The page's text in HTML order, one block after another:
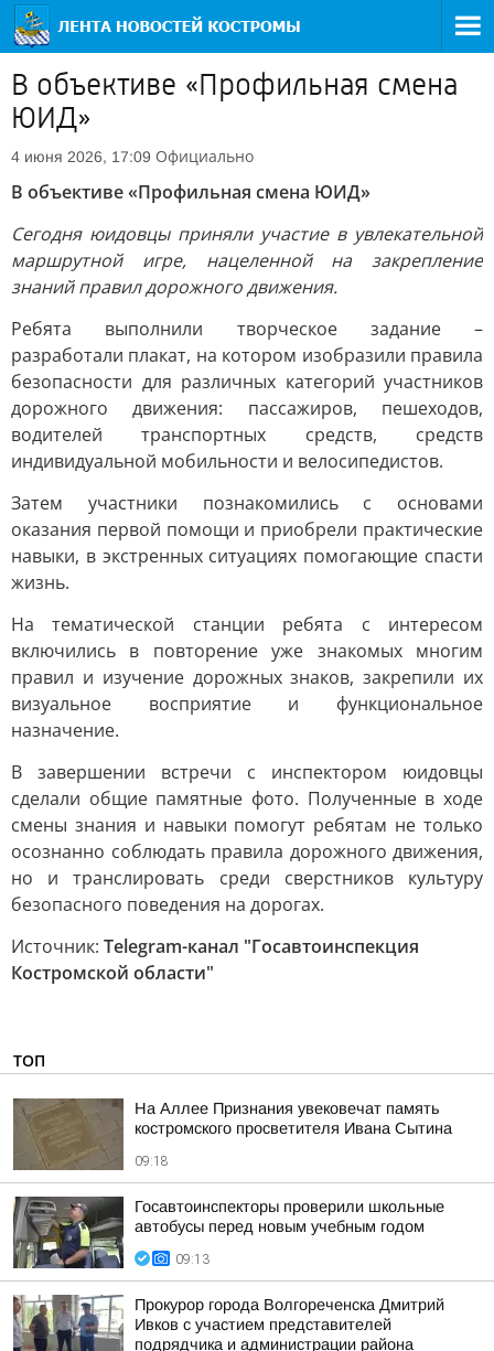
В объективе «Профильная смена
ЮИД»
4 июня 2026, 17:09 Официально
В объективе «Профильная смена ЮИД»
Сегодня юидовцы приняли участие в увлекательной
маршрутной игре, нацеленной на закрепление
знаний правил дорожного движения.
Ребята выполнили творческое задание –
разработали плакат, на котором изобразили правила
безопасности для различных категорий участников
дорожного движения: пассажиров, пешеходов,
водителей транспортных средств, средств
индивидуальной мобильности и велосипедистов.
Затем участники познакомились с основами
оказания первой помощи и приобрели практические
навыки, в экстренных ситуациях помогающие спасти
жизнь.
На тематической станции ребята с интересом
включились в повторение уже знакомых многим
правил и изучение дорожных знаков, закрепили их
визуальное восприятие и функциональное
назначение.
В завершении встречи с инспектором юидовцы
сделали общие памятные фото. Полученные в ходе
смены знания и навыки помогут ребятам не только
осознанно соблюдать правила дорожного движения,
но и транслировать среди сверстников культуру
безопасного поведения на дорогах.
Источник: Telegram-канал "Госавтоинспекция
Костромской области"
ТОП
На Аллее Признания увековечат память
костромского просветителя Ивана Сытина
09:18
Госавтоинспекторы проверили школьные
автобусы перед новым учебным годом
09:13
Прокурор города Волгореченска Дмитрий
Ивков с участием представителей
подрядчика и администрации района